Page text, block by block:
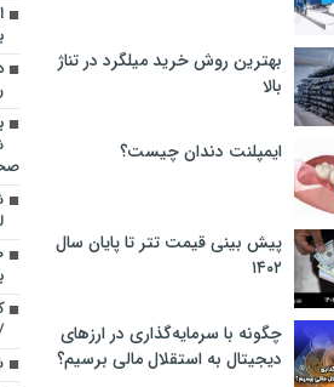
بهترین روش خرید میلگرد در تناژ
بالا
ایمپلنت دندان چیست؟
پیش بینی قیمت تتر تا پایان سال
۱۴۰۲
چگونه با سرمایه‌گذاری در ارزهای
دیجیتال به استقلال مالی برسیم؟